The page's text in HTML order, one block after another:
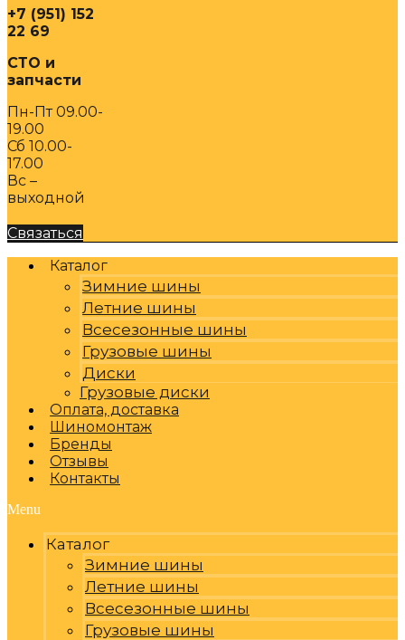
+7 (951) 152
22 69
СТО и
запчасти
Пн-Пт 09.00-
19.00
Сб 10.00-
17.00
Вс –
выходной
Связаться
Каталог
Зимние шины
Летние шины
Всесезонные шины
Грузовые шины
Диски
Грузовые диски
Оплата, доставка
Шиномонтаж
Бренды
Отзывы
Контакты
Menu
Каталог
Зимние шины
Летние шины
Всесезонные шины
Грузовые шины